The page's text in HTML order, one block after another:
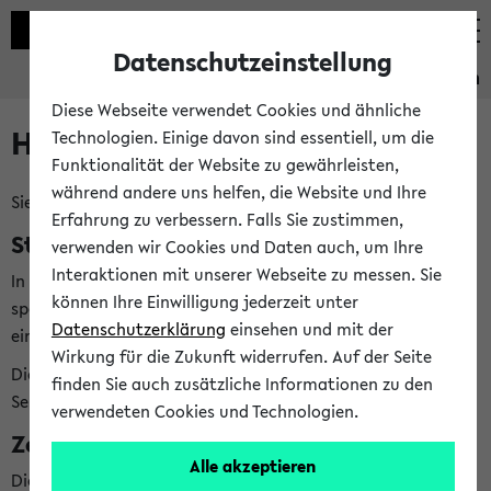
Studieninformation
Hilfe & Kontakt
Sie haben Fragen zum Studienangebot?
Studienberatungen der Fächer
In der Studieninformation finden Siebei jedem Fach die
speziellen Studienberatungen, die Ihnen bei allen Fragen zu
einem bestimmten Fach weiterhelfen können.
Die Studienberatungen Ihrer Fächer finden Sie direkt in der
Seite
Meine Studieninformation
Zentrale Beratungsangebote
Die zentrale Studienberatung (ZSB) hilft Ihnen bei weiteren
Datenschutzeinstellung
Diese Webseite verwendet Cookies und ähnliche
Technologien. Einige davon sind essentiell, um die
Funktionalität der Website zu gewährleisten,
während andere uns helfen, die Website und Ihre
Erfahrung zu verbessern. Falls Sie zustimmen,
verwenden wir Cookies und Daten auch, um Ihre
Interaktionen mit unserer Webseite zu messen. Sie
können Ihre Einwilligung jederzeit unter
Datenschutzerklärung einsehen und mit der
Wirkung für die Zukunft widerrufen. Auf der Seite
finden Sie auch zusätzliche Informationen zu den
verwendeten Cookies und Technologien.
Alle akzeptieren